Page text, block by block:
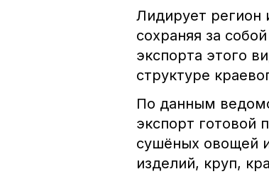
Лидирует регион
сохраняя за
экспорта этого
структуре
По данным
экспорт готовой
сушёных овощей
изделий, круп,